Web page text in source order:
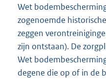
Wet
zogenoemde
zeggen
zijn ontstaan). De
Wet
degene die op of in de